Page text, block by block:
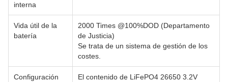
interna
Vida útil de la
batería
2000 Times @100%DOD (Departamento
de Justicia)
Se trata de un sistema de gestión de los
costes.
Configuración
El contenido de LiFePO4 26650 3.2V